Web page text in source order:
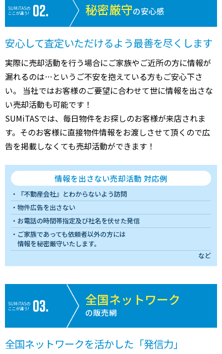
SUMiTASの
ここが違う!
秘密厳守の安心感
安心して査定いただけるよう最善を尽くします
実際に売却活動を行う場合にご家族やご近所の方に情報が
漏れるのは…というご不安を抱えている方もご安心下さ
い。 当社ではお客様のご要望に合わせて世に情報を出さな
い売却活動も可能です！
SUMiTASでは、毎日物件をお探しのお客様が来店されま
す。そのお客様に直接物件情報をお渡しさせて頂くので広
告を掲載しなくても売却活動ができます！
情報を出さない売却活動 対応例
『不動産会社』とわからないよう訪問
物件広告を出さない
お電話の時間帯指定及び社名を伏せた発信
ご家族であっても依頼者以外の方には
情報を秘密厳守いたします。
など
SUMiTASの
ここが違う!
全国ネットワーク
の販売網
全国ネットワークを活かした「発信力」